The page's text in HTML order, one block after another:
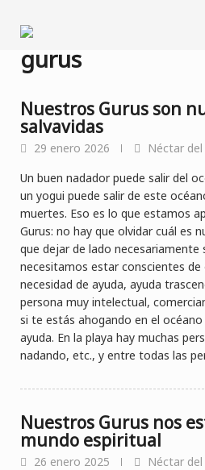
contenido
gurus
Nuestros Gurus son
salvavidas
29 enero 2026
Néctar del
Un buen nadador puede salir del
un yogui puede salir de este
muertes. Eso es lo que estamos
Gurus: no hay que olvidar cuál es
que dejar de lado necesariamente
necesitamos estar conscientes
necesidad de ayuda, ayuda
persona muy intelectual,
si te estás ahogando en el
ayuda. En la playa hay muchas
nadando, etc., y entre todas las
Nuestros Gurus nos
mundo espiritual
26 enero 2025
Néctar del